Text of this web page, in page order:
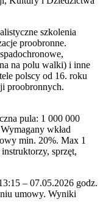
szkolenia
proobronne.
na polu walki) i inne
polscy od 16. roku
proobronnych.
pula: 1 000 000
wkład
min. 20%. Max 1
sprzęt,
– 07.05.2026 godz.
umowy. Wyniki